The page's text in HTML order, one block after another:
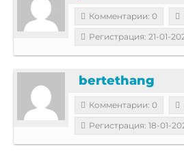
Комментарии: 0
Регистрация: 21-01-
bertethang
Комментарии: 0
Регистрация: 18-01-